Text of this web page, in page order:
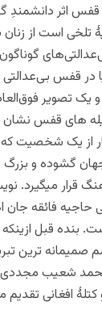
قفس اثر دانشمندِ
است از
در قفس بی‌عدالتی
صفحه و یک تصویر
های قفس نشان
از یک شخصیت
گشوده و
قرار میگیرد.
حاجیه فائقه
بنده قبل
صمیمانه ترین
شعیب
افغانی تقدیم